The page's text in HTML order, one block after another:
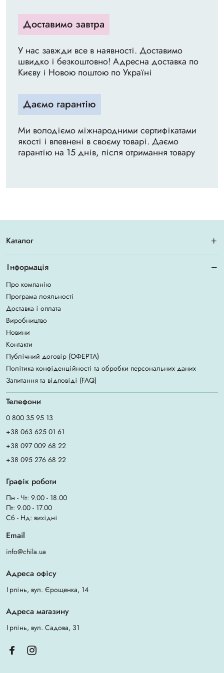
Доставимо завтра
У нас завжди все в наявності. Доставимо
швидко і безкоштовно! Адресна доставка по
Києву і Новою поштою по Україні
Даємо гарантію
Ми володіємо міжнародними сертифікатами
якості і впевнені в своєму товарі. Даємо
гарантію на 15 днів, після отримання товару
Каталог
Інформація
Про компанію
Програма лояльності
Доставка і оплата
Виробництво
Новини
Контакти
Публічний договір (ОФЕРТА)
Політика конфіденційності та обробки персональних даних
Запитання та відповіді (FAQ)
Телефони
0 800 35 95 13
+38 063 625 01 61
+38 097 009 68 22
+38 095 276 68 22
Графік роботи
Пн - Чт: 9.00 - 18.00
Пт: 9.00 - 17.00
Сб - Нд: вихідні
Email
info@chila.ua
Адреса офісу
Ірпінь, вул. Єрощенка, 14
Адреса магазину
Ірпінь, вул. Садова, 31